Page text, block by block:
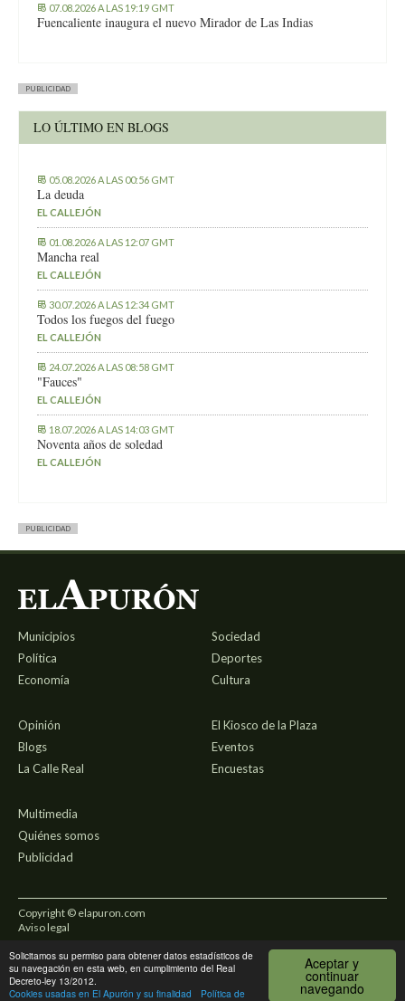
Aceptar y
continuar
navegando
Solicitamos su permiso para obtener datos estadísticos de
su navegación en esta web, en cumplimiento del Real
Decreto-ley 13/2012.
Cookies usadas en El Apurón y su finalidad
Política de
07.08.2026 A LAS 19:19 GMT
Fuencaliente inaugura el nuevo Mirador de Las Indias
PUBLICIDAD
LO ÚLTIMO EN BLOGS
05.08.2026 A LAS 00:56 GMT
La deuda
EL CALLEJÓN
01.08.2026 A LAS 12:07 GMT
Mancha real
EL CALLEJÓN
30.07.2026 A LAS 12:34 GMT
Todos los fuegos del fuego
EL CALLEJÓN
24.07.2026 A LAS 08:58 GMT
"Fauces"
EL CALLEJÓN
18.07.2026 A LAS 14:03 GMT
Noventa años de soledad
EL CALLEJÓN
PUBLICIDAD
Municipios
Política
Economía
Sociedad
Deportes
Cultura
Opinión
Blogs
La Calle Real
El Kiosco de la Plaza
Eventos
Encuestas
Multimedia
Quiénes somos
Publicidad
Copyright © elapuron.com
Aviso legal
Política de privacidad
Uso de cookies